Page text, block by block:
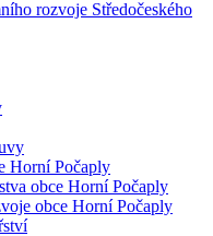
rozvoje Středočeského
Horní Počaply
obce Horní Počaply
obce Horní Počaply